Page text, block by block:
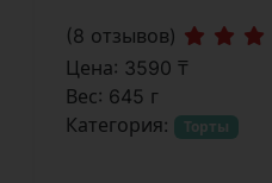
(8 отзывов)
Цена: 3590 ₸
Вес: 645 г
Категория:
Торты